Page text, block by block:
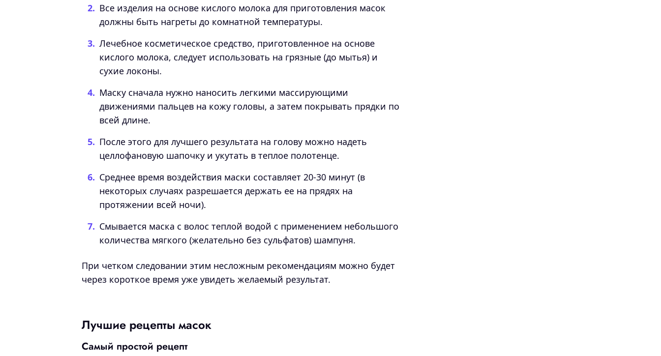
Все изделия на основе кислого молока для приготовления масок
должны быть нагреты до комнатной температуры.
Лечебное косметическое средство, приготовленное на основе
кислого молока, следует использовать на грязные (до мытья) и
сухие локоны.
Маску сначала нужно наносить легкими массирующими
движениями пальцев на кожу головы, а затем покрывать прядки по
всей длине.
После этого для лучшего результата на голову можно надеть
целлофановую шапочку и укутать в теплое полотенце.
Среднее время воздействия маски составляет 20-30 минут (в
некоторых случаях разрешается держать ее на прядях на
протяжении всей ночи).
Смывается маска с волос теплой водой с применением небольшого
количества мягкого (желательно без сульфатов) шампуня.
При четком следовании этим несложным рекомендациям можно будет
через короткое время уже увидеть желаемый результат.
Лучшие рецепты масок
Самый простой рецепт